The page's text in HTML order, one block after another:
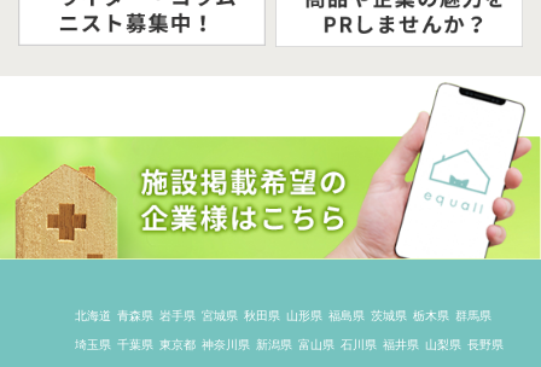
北海道 青森県 岩手県 宮城県 秋田県 山形県 福島県 茨城県 栃木県 群馬県
埼玉県 千葉県 東京都 神奈川県 新潟県 富山県 石川県 福井県 山梨県 長野県